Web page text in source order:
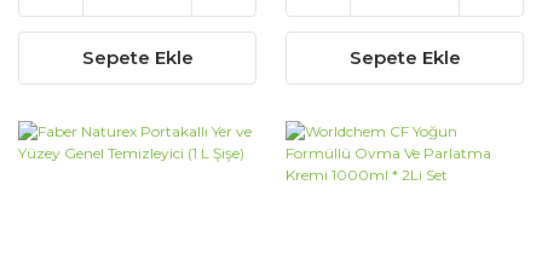
Sepete Ekle Sepete Ekle